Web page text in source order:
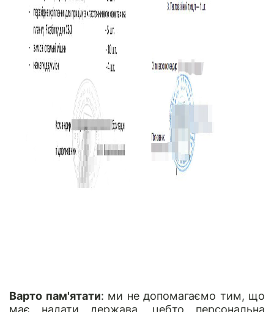
Варто пам'ятати: ми не допомагаємо тим, що
має надати держава, цебто персональна